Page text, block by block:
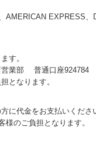
AMERICAN EXPRESS、
す。
業部 普通口座924784
となります。
に代金をお支払いくださ
様のご負担となります。